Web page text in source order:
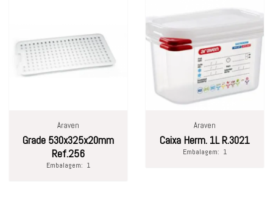
Araven
Grade 530x325x20mm
Ref.256
Embalagem: 1
Araven
Caixa Herm. 1L R.3021
Embalagem: 1